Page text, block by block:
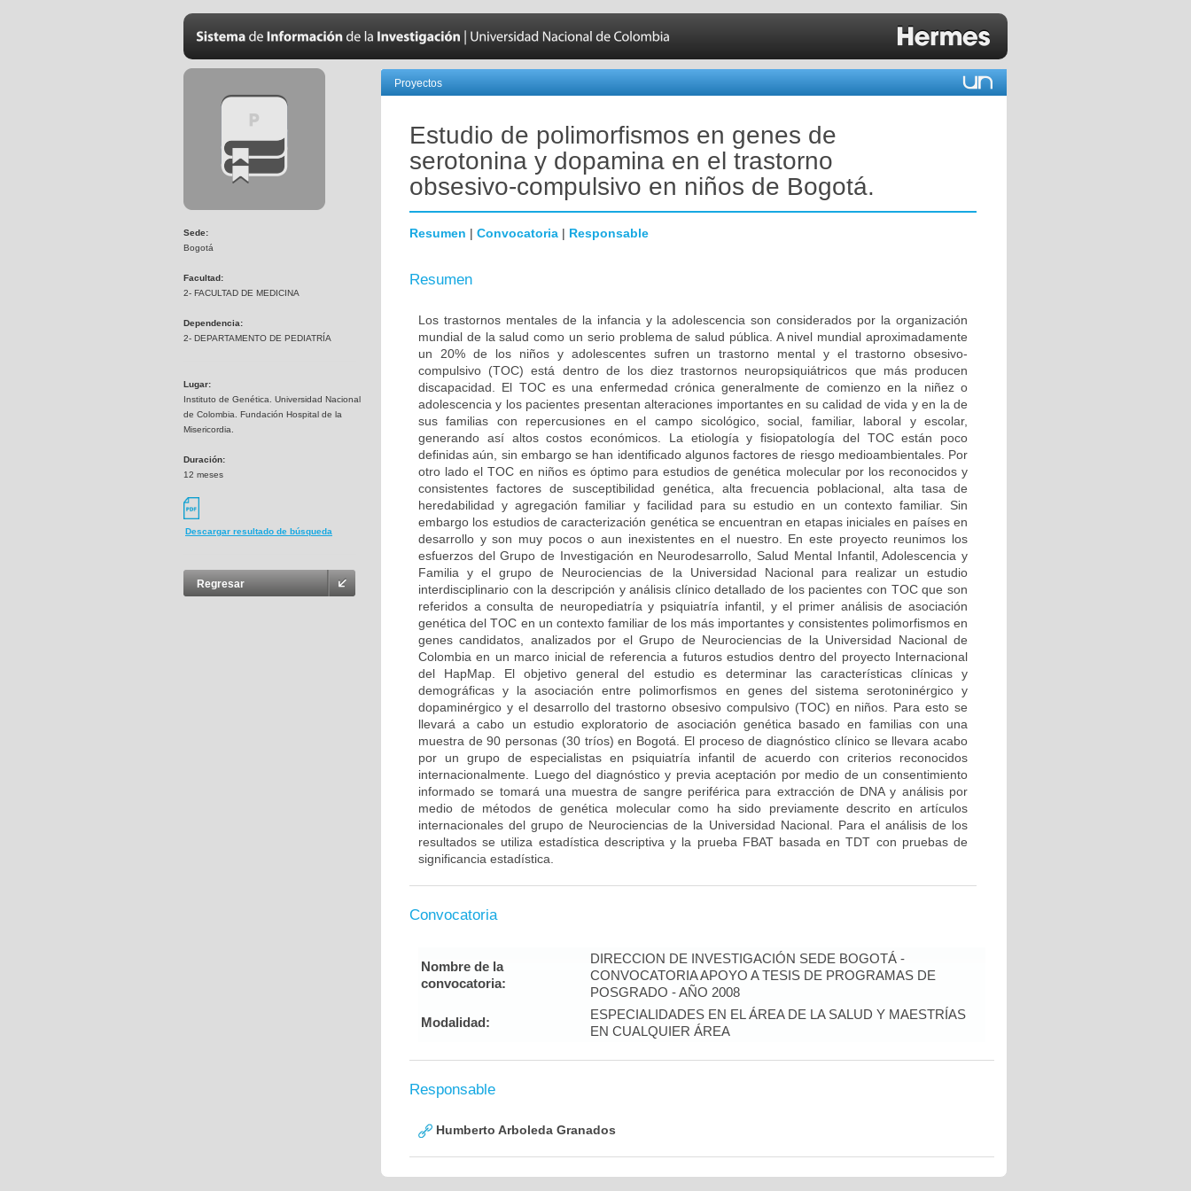
Sede:
Bogotá
Facultad:
2- FACULTAD DE MEDICINA
Dependencia:
2- DEPARTAMENTO DE PEDIATRÍA
Lugar:
Instituto de Genética. Universidad Nacional
de Colombia. Fundación Hospital de la
Misericordia.
Duración:
12 meses
Descargar resultado de búsqueda
Regresar
Proyectos
Estudio de polimorfismos en genes de
serotonina y dopamina en el trastorno
obsesivo-compulsivo en niños de Bogotá.
Resumen | Convocatoria | Responsable
Resumen
Los trastornos mentales de la infancia y la adolescencia son considerados por la organización
mundial de la salud como un serio problema de salud pública. A nivel mundial aproximadamente
un 20% de los niños y adolescentes sufren un trastorno mental y el trastorno obsesivo-
compulsivo (TOC) está dentro de los diez trastornos neuropsiquiátricos que más producen
discapacidad. El TOC es una enfermedad crónica generalmente de comienzo en la niñez o
adolescencia y los pacientes presentan alteraciones importantes en su calidad de vida y en la de
sus familias con repercusiones en el campo sicológico, social, familiar, laboral y escolar,
generando así altos costos económicos. La etiología y fisiopatología del TOC están poco
definidas aún, sin embargo se han identificado algunos factores de riesgo medioambientales. Por
otro lado el TOC en niños es óptimo para estudios de genética molecular por los reconocidos y
consistentes factores de susceptibilidad genética, alta frecuencia poblacional, alta tasa de
heredabilidad y agregación familiar y facilidad para su estudio en un contexto familiar. Sin
embargo los estudios de caracterización genética se encuentran en etapas iniciales en países en
desarrollo y son muy pocos o aun inexistentes en el nuestro. En este proyecto reunimos los
esfuerzos del Grupo de Investigación en Neurodesarrollo, Salud Mental Infantil, Adolescencia y
Familia y el grupo de Neurociencias de la Universidad Nacional para realizar un estudio
interdisciplinario con la descripción y análisis clínico detallado de los pacientes con TOC que son
referidos a consulta de neuropediatría y psiquiatría infantil, y el primer análisis de asociación
genética del TOC en un contexto familiar de los más importantes y consistentes polimorfismos en
genes candidatos, analizados por el Grupo de Neurociencias de la Universidad Nacional de
Colombia en un marco inicial de referencia a futuros estudios dentro del proyecto Internacional
del HapMap. El objetivo general del estudio es determinar las características clínicas y
demográficas y la asociación entre polimorfismos en genes del sistema serotoninérgico y
dopaminérgico y el desarrollo del trastorno obsesivo compulsivo (TOC) en niños. Para esto se
llevará a cabo un estudio exploratorio de asociación genética basado en familias con una
muestra de 90 personas (30 tríos) en Bogotá. El proceso de diagnóstico clínico se llevara acabo
por un grupo de especialistas en psiquiatría infantil de acuerdo con criterios reconocidos
internacionalmente. Luego del diagnóstico y previa aceptación por medio de un consentimiento
informado se tomará una muestra de sangre periférica para extracción de DNA y análisis por
medio de métodos de genética molecular como ha sido previamente descrito en artículos
internacionales del grupo de Neurociencias de la Universidad Nacional. Para el análisis de los
resultados se utiliza estadística descriptiva y la prueba FBAT basada en TDT con pruebas de
significancia estadística.
Convocatoria
Nombre de la
convocatoria:
DIRECCION DE INVESTIGACIÓN SEDE BOGOTÁ -
CONVOCATORIA APOYO A TESIS DE PROGRAMAS DE
POSGRADO - AÑO 2008
Modalidad:
ESPECIALIDADES EN EL ÁREA DE LA SALUD Y MAESTRÍAS
EN CUALQUIER ÁREA
Responsable
Humberto Arboleda Granados